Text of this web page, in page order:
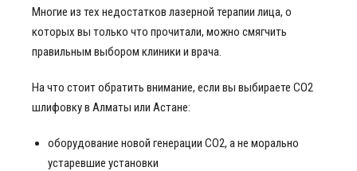
Многие из тех недостатков лазерной терапии лица, о
которых вы только что прочитали, можно смягчить
правильным выбором клиники и врача.
На что стоит обратить внимание, если вы выбираете СО2
шлифовку в Алматы или Астане:
оборудование новой генерации CO2, а не морально
устаревшие установки